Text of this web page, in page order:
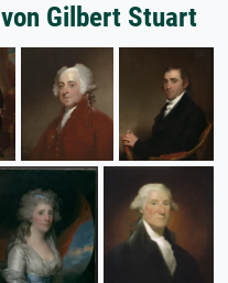
Gilbert Stuart